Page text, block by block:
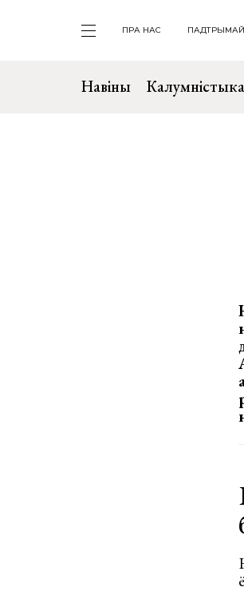
ПРА НАС ПАДТРЫМАЙ
Навіны Калумністыка